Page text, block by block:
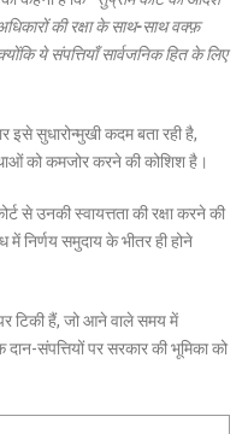
की रक्षा के साथ-साथ वक्फ़
ये संपत्तियाँ सार्वजनिक हित के लिए
इसे सुधारोन्मुखी कदम बता रही है,
को कमजोर करने की कोशिश है।
से उनकी स्वायत्तता की रक्षा करने की
निर्णय समुदाय के भीतर ही होने
टिकी हैं, जो आने वाले समय में
संपत्तियों पर सरकार की भूमिका को